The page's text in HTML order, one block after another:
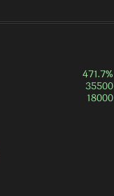
471.7%
35500
18000